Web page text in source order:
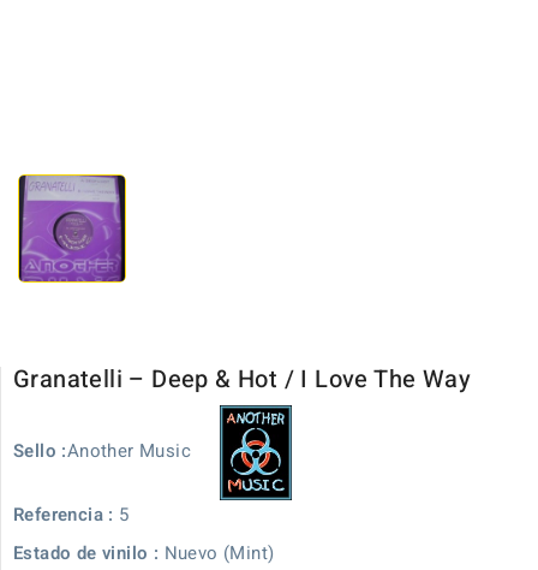
Granatelli ‎– Deep & Hot / I Love The Way
Sello :Another Music
Referencia : 5
Estado de vinilo : Nuevo (Mint)